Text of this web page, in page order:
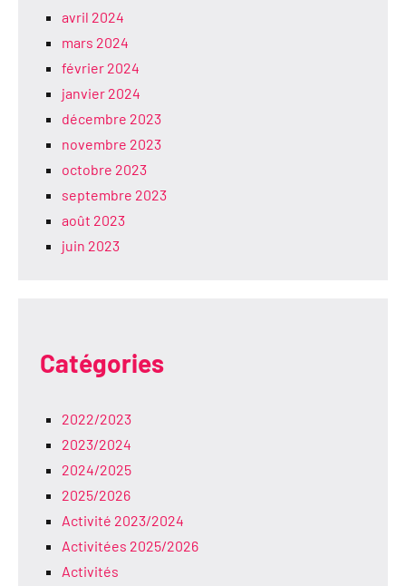
avril 2024
mars 2024
février 2024
janvier 2024
décembre 2023
novembre 2023
octobre 2023
septembre 2023
août 2023
juin 2023
Catégories
2022/2023
2023/2024
2024/2025
2025/2026
Activité 2023/2024
Activitées 2025/2026
Activités